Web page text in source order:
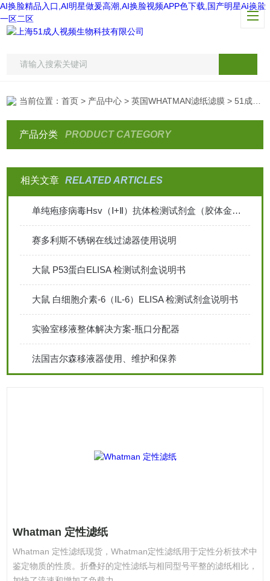
AI换脸精品入口,AI明星做爰高潮,AI换脸视频APP色下载,国产明星AI换脸
一区二区
当前位置：首页 > 产品中心 >英国WHATMAN滤纸滤膜 > 51成人APP下载定性滤纸
产品分类 PRODUCT CATEGORY
相关文章 RELATED ARTICLES
单纯疱疹病毒Hsv（Ⅰ+Ⅱ）抗体检测试剂盒（胶体金法）
赛多利斯不锈钢在线过滤器使用说明
大鼠 P53蛋白ELISA 检测试剂盒说明书
大鼠 白细胞介素-6（IL-6）ELISA 检测试剂盒说明书
实验室移液整体解决方案-瓶口分配器
法国吉尔森移液器使用、维护和保养
Whatman 定性滤纸
Whatman 定性滤纸现货，Whatman定性滤纸用于定性分析技术中
鉴定物质的性质。折叠好的定性滤纸与相同型号平整的滤纸相比，